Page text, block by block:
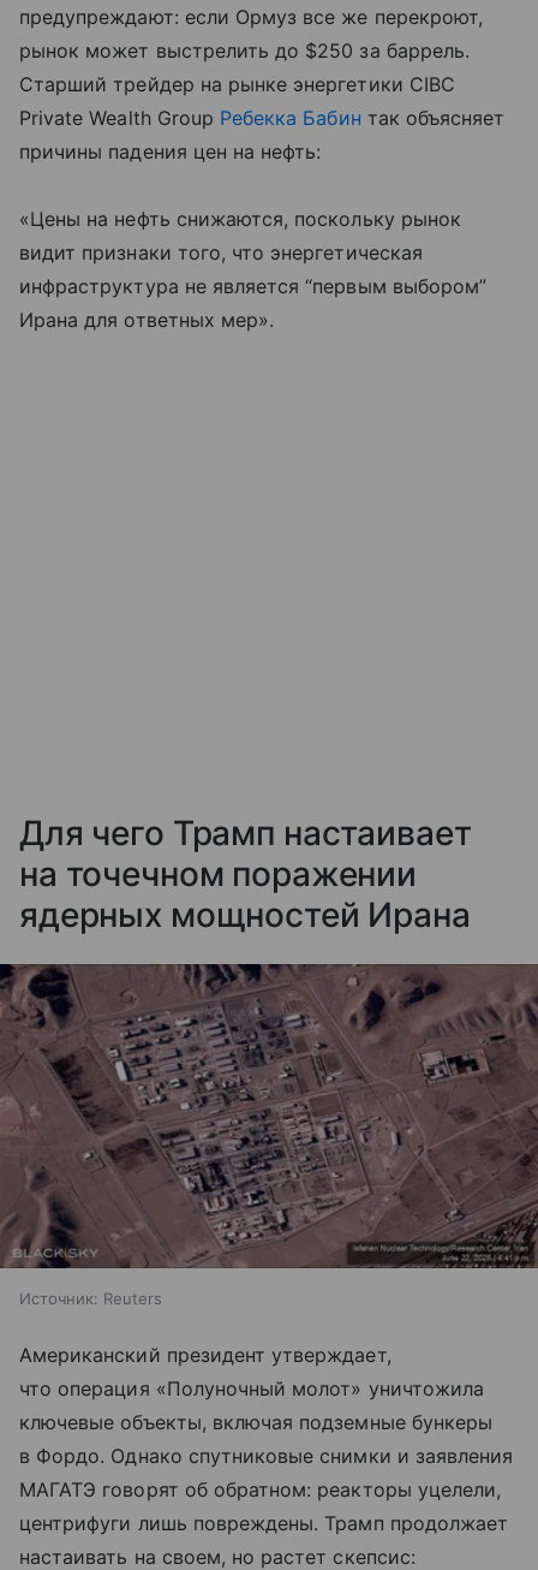
предупреждают: если Ормуз все же перекроют,
рынок может выстрелить до $250 за баррель.
Старший трейдер на рынке энергетики CIBC
Private Wealth Group Ребекка Бабин так объясняет
причины падения цен на нефть:
«Цены на нефть снижаются, поскольку рынок
видит признаки того, что энергетическая
инфраструктура не является “первым выбором”
Ирана для ответных мер».
Для чего Трамп настаивает
на точечном поражении
ядерных мощностей Ирана
Источник: Reuters
Американский президент утверждает,
что операция «Полуночный молот» уничтожила
ключевые объекты, включая подземные бункеры
в Фордо. Однако спутниковые снимки и заявления
МАГАТЭ говорят об обратном: реакторы уцелели,
центрифуги лишь повреждены. Трамп продолжает
настаивать на своем, но растет скепсис: